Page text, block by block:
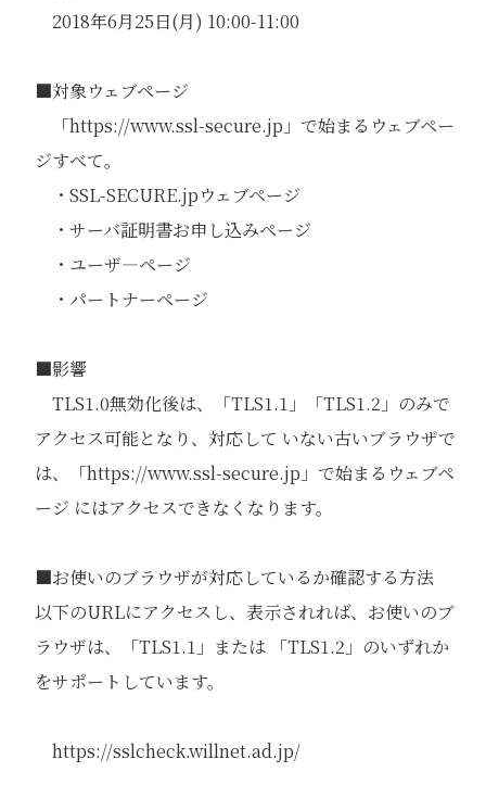
2018年6月25日(月) 10:00-11:00
■対象ウェブページ
「https://www.ssl-secure.jp」で始まるウェブペー
ジすべて。
・SSL-SECURE.jpウェブページ
・サーバ証明書お申し込みページ
・ユーザ―ページ
・パートナーページ
■影響
TLS1.0無効化後は、「TLS1.1」「TLS1.2」のみで
アクセス可能となり、対応して いない古いブラウザで
は、「https://www.ssl-secure.jp」で始まるウェブペ
ージ にはアクセスできなくなります。
■お使いのブラウザが対応しているか確認する方法
以下のURLにアクセスし、表示されれば、お使いのブ
ラウザは、「TLS1.1」または 「TLS1.2」のいずれか
をサポートしています。
https://sslcheck.willnet.ad.jp/